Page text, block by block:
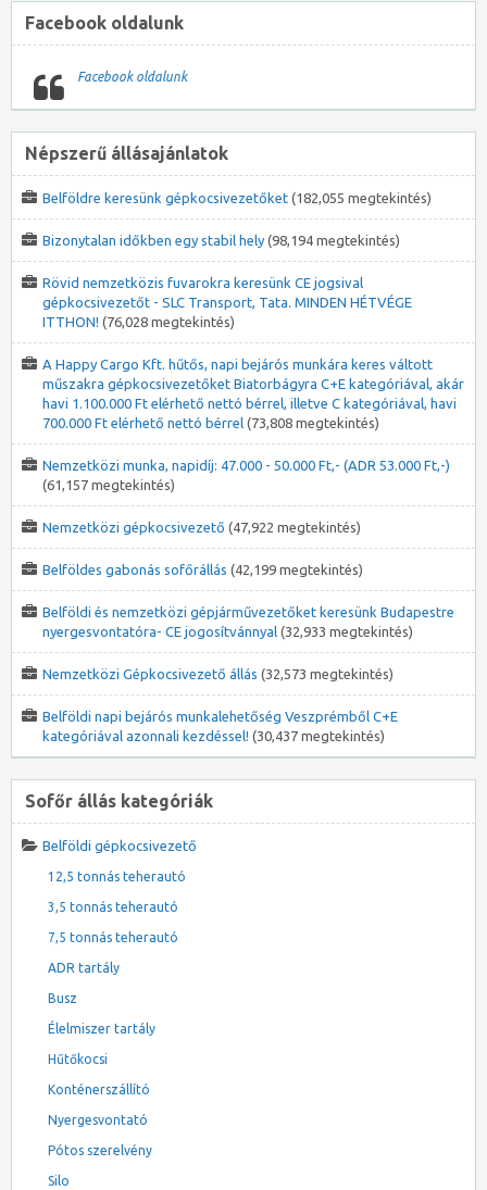
Facebook oldalunk
Facebook oldalunk
Népszerű állásajánlatok
Belföldre keresünk gépkocsivezetőket (182,055 megtekintés)
Bizonytalan időkben egy stabil hely (98,194 megtekintés)
Rövid nemzetközis fuvarokra keresünk CE jogsival
gépkocsivezetőt - SLC Transport, Tata. MINDEN HÉTVÉGE
ITTHON! (76,028 megtekintés)
A Happy Cargo Kft. hűtős, napi bejárós munkára keres váltott
műszakra gépkocsivezetőket Biatorbágyra C+E kategóriával, akár
havi 1.100.000 Ft elérhető nettó bérrel, illetve C kategóriával, havi
700.000 Ft elérhető nettó bérrel (73,808 megtekintés)
Nemzetközi munka, napidíj: 47.000 - 50.000 Ft,- (ADR 53.000 Ft,-)
(61,157 megtekintés)
Nemzetközi gépkocsivezető (47,922 megtekintés)
Belföldes gabonás sofőrállás (42,199 megtekintés)
Belföldi és nemzetközi gépjárművezetőket keresünk Budapestre
nyergesvontatóra- CE jogosítvánnyal (32,933 megtekintés)
Nemzetközi Gépkocsivezető állás (32,573 megtekintés)
Belföldi napi bejárós munkalehetőség Veszprémből C+E
kategóriával azonnali kezdéssel! (30,437 megtekintés)
Sofőr állás kategóriák
Belföldi gépkocsivezető
12,5 tonnás teherautó
3,5 tonnás teherautó
7,5 tonnás teherautó
ADR tartály
Busz
Élelmiszer tartály
Hűtőkocsi
Konténerszállító
Nyergesvontató
Pótos szerelvény
Silo